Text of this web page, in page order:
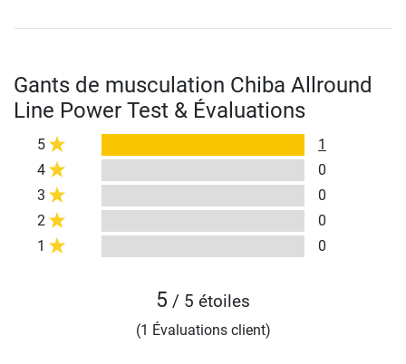
Gants de musculation Chiba Allround
Line Power Test & Évaluations
5
1
4
0
3
0
2
0
1
0
5 / 5 étoiles
(1 Évaluations client)